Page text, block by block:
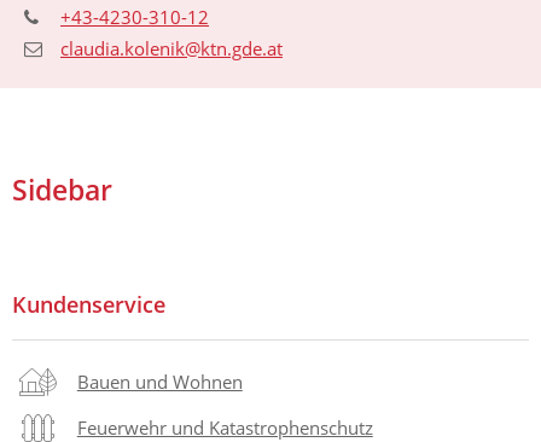
+43-4230-310-12
claudia.kolenik@ktn.gde.at
Sidebar
Kundenservice
Bauen und Wohnen
Feuerwehr und Katastrophenschutz